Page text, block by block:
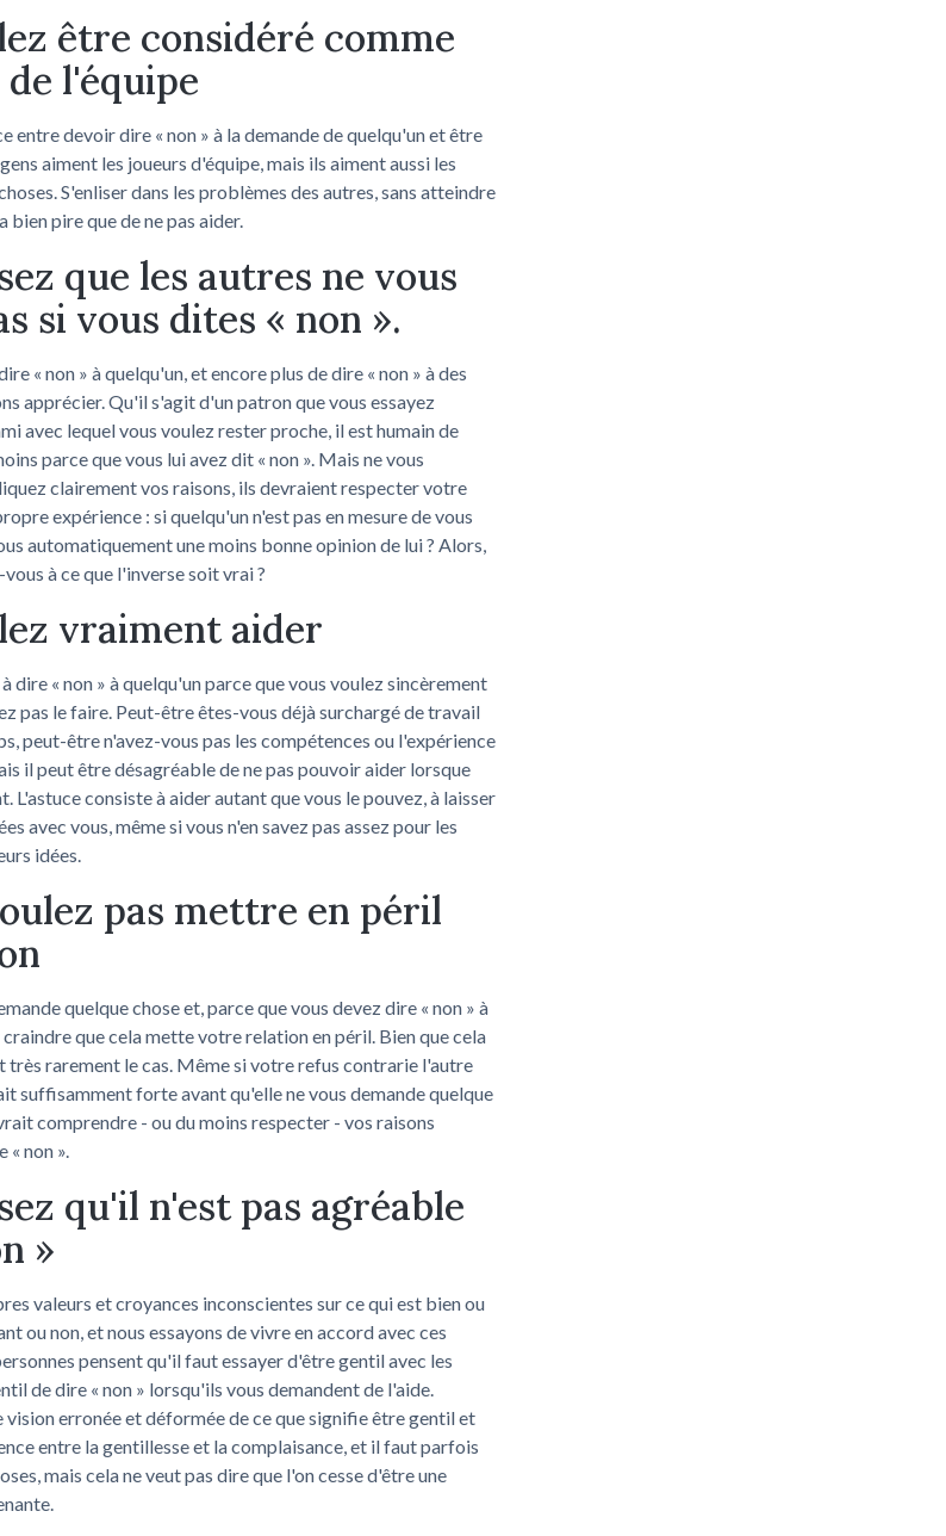
être considéré comme
l'équipe
entre devoir dire « non » à la demande de quelqu'un et être
aiment les joueurs d'équipe, mais ils aiment aussi les
S'enliser dans les problèmes des autres, sans atteindre
pire que de ne pas aider.
que les autres ne vous
si vous dites « non ».
« non » à quelqu'un, et encore plus de dire « non » à des
apprécier. Qu'il s'agit d'un patron que vous essayez
avec lequel vous voulez rester proche, il est humain de
parce que vous lui avez dit « non ». Mais ne vous
clairement vos raisons, ils devraient respecter votre
expérience : si quelqu'un n'est pas en mesure de vous
automatiquement une moins bonne opinion de lui ? Alors,
à ce que l'inverse soit vrai ?
vraiment aider
dire « non » à quelqu'un parce que vous voulez sincèrement
pas le faire. Peut-être êtes-vous déjà surchargé de travail
peut-être n'avez-vous pas les compétences ou l'expérience
il peut être désagréable de ne pas pouvoir aider lorsque
L'astuce consiste à aider autant que vous le pouvez, à laisser
avec vous, même si vous n'en savez pas assez pour les
idées.
pas mettre en péril
quelque chose et, parce que vous devez dire « non » à
craindre que cela mette votre relation en péril. Bien que cela
très rarement le cas. Même si votre refus contrarie l'autre
suffisamment forte avant qu'elle ne vous demande quelque
comprendre - ou du moins respecter - vos raisons
« non ».
qu'il n'est pas agréable
»
valeurs et croyances inconscientes sur ce qui est bien ou
ou non, et nous essayons de vivre en accord avec ces
pensent qu'il faut essayer d'être gentil avec les
de dire « non » lorsqu'ils vous demandent de l'aide.
vision erronée et déformée de ce que signifie être gentil et
entre la gentillesse et la complaisance, et il faut parfois
mais cela ne veut pas dire que l'on cesse d'être une